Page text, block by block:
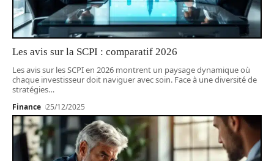
Les avis sur la SCPI : comparatif 2026
Les avis sur les SCPI en 2026 montrent un paysage dynamique où
chaque investisseur doit naviguer avec soin. Face à une diversité de
stratégies…
Finance 25/12/2025